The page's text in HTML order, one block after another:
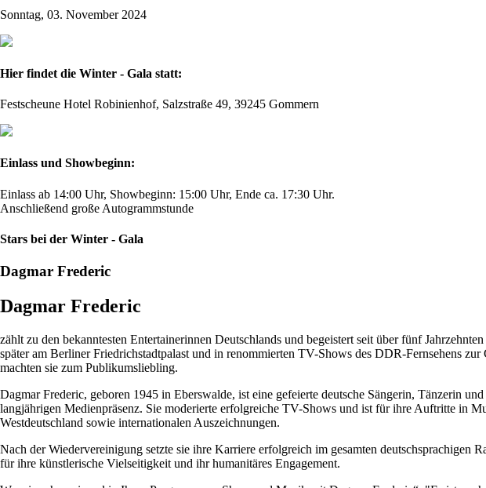
Sonntag, 03. November 2024
Hier findet die Winter - Gala statt:
Festscheune Hotel Robinienhof, Salzstraße 49, 39245 Gommern
Einlass und Showbeginn:
Einlass ab 14:00 Uhr, Showbeginn: 15:00 Uhr, Ende ca. 17:30 Uhr.
Anschließend große Autogrammstunde
Stars bei der Winter - Gala
Dagmar Frederic
Dagmar Frederic
zählt zu den bekanntesten Entertainerinnen Deutschlands und begeistert seit über fünf
später am Berliner Friedrichstadtpalast und in renommierten TV-Shows des DDR-Fernsehens
machten sie zum Publikumsliebling.
Dagmar Frederic, geboren 1945 in Eberswalde, ist eine gefeierte deutsche Sängerin, Tänzerin
langjährigen Medienpräsenz. Sie moderierte erfolgreiche TV-Shows und ist für ihre Auftritte in
Westdeutschland sowie internationalen Auszeichnungen.
Nach der Wiedervereinigung setzte sie ihre Karriere erfolgreich im gesamten
für ihre künstlerische Vielseitigkeit und ihr humanitäres Engagement.